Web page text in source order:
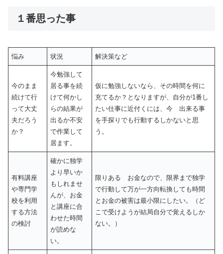
１番思った事
悩み 状況 解決策など
今のまま
続けて行
って大丈
夫だろう
か？
今勉強して
居る事を続
けて何かし
らの結果が
出るか不安
で作業して
居ます。
仮に勉強しないなら、その時間を何に
充てるか？となりますが、自分が1番し
たい仕事に近付くには、今 出来る事
を手探りでも行動するしかないと思
う。
有料講座
や専門学
校を利用
する方法
の検討
確かに独学
より早いか
もしれませ
んが、お金
と講座に合
わせた時間
が読めな
い。
限りある お金なので、限界まで独学
で行動して万が一方向転換しても時間
とお金の被害は最小限にしたい。（ど
こで受けようが結局自分で覚えるしか
ない。）